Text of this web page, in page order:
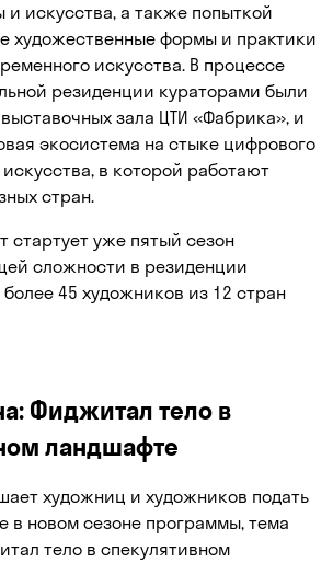
и искусства, а также попыткой
художественные формы и практики
искусства. В процессе
резиденции кураторами были
зала ЦТИ «Фабрика», и
экосистема на стыке цифрового
в которой работают
стран.
стартует уже пятый сезон
сложности в резиденции
45 художников из 12 стран
Фиджитал тело в
ландшафте
художниц и художников подать
в новом сезоне программы, тема
тело в спекулятивном